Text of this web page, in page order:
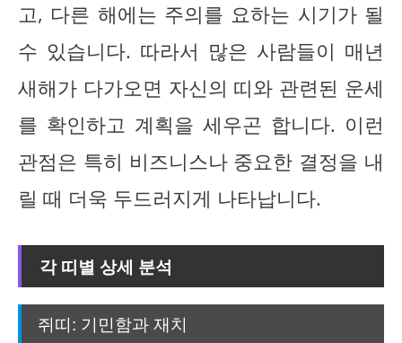
고, 다른 해에는 주의를 요하는 시기가 될
수 있습니다. 따라서 많은 사람들이 매년
새해가 다가오면 자신의 띠와 관련된 운세
를 확인하고 계획을 세우곤 합니다. 이런
관점은 특히 비즈니스나 중요한 결정을 내
릴 때 더욱 두드러지게 나타납니다.
각 띠별 상세 분석
쥐띠: 기민함과 재치